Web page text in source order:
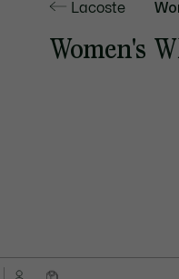
Lacoste
Women's